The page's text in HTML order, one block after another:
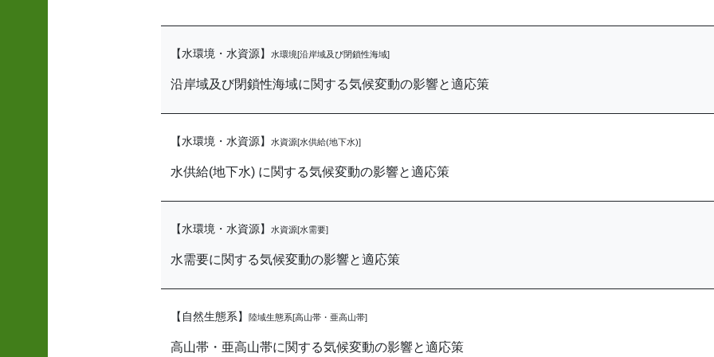
【水環境・水資源】 水環境[沿岸域及び閉鎖性海域]
沿岸域及び閉鎖性海域に関する気候変動の影響と適応策
【水環境・水資源】 水資源[水供給(地下水)]
水供給(地下水) に関する気候変動の影響と適応策
【水環境・水資源】 水資源[水需要]
水需要に関する気候変動の影響と適応策
【自然生態系】 陸域生態系[高山帯・亜高山帯]
高山帯・亜高山帯に関する気候変動の影響と適応策